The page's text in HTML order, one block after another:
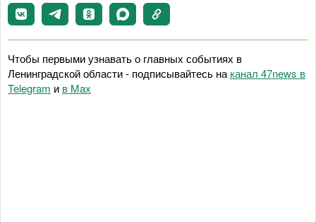
Чтобы первыми узнавать о главных событиях в
Ленинградской области - подписывайтесь на канал 47news в
Telegram и в Maх